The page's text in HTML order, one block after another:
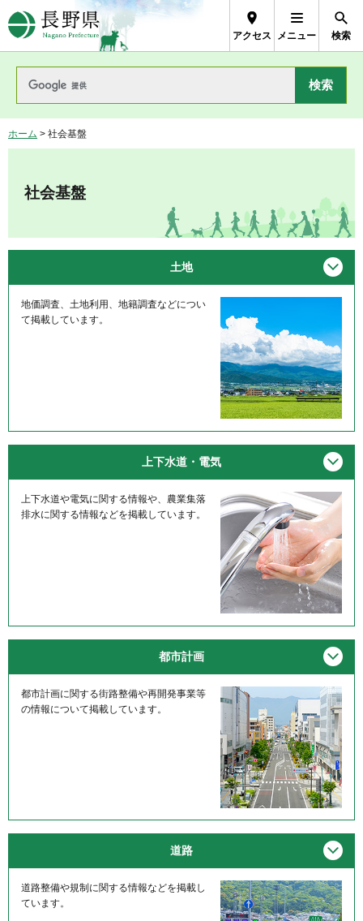
長野県Nagano Prefecture
アクセス メニュー 検索
ホーム > 社会基盤
社会基盤
土地
地価調査、土地利用、地籍調査などについ
て掲載しています。
上下水道・電気
上下水道や電気に関する情報や、農業集落
排水に関する情報などを掲載しています。
都市計画
都市計画に関する街路整備や再開発事業等
の情報について掲載しています。
道路
道路整備や規制に関する情報などを掲載し
ています。